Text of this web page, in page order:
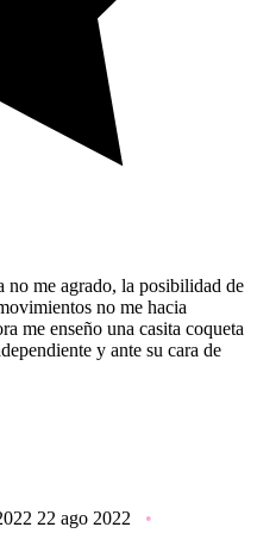
no me agrado, la posibilidad de
no me hacia
me enseño una casita coqueta
y ante su cara de
22 ago 2022